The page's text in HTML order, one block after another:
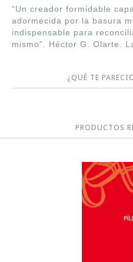
“Un creador formidable
adormecida por la basura
indispensable para
mismo”. Héctor G. Olarte.
¿QUÉ TE
PRODUCTOS